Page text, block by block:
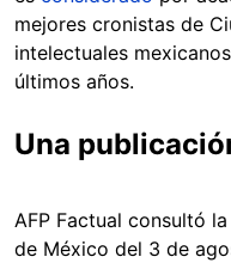
mejores cronistas de
intelectuales
últimos años.
Una
AFP Factual consultó
de México del 3 de